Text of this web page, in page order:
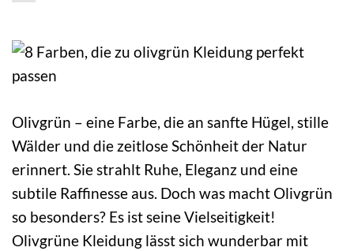
Olivgrün – eine Farbe, die an sanfte Hügel, stille
Wälder und die zeitlose Schönheit der Natur
erinnert. Sie strahlt Ruhe, Eleganz und eine
subtile Raffinesse aus. Doch was macht Olivgrün
so besonders? Es ist seine Vielseitigkeit!
Olivgrüne Kleidung lässt sich wunderbar mit